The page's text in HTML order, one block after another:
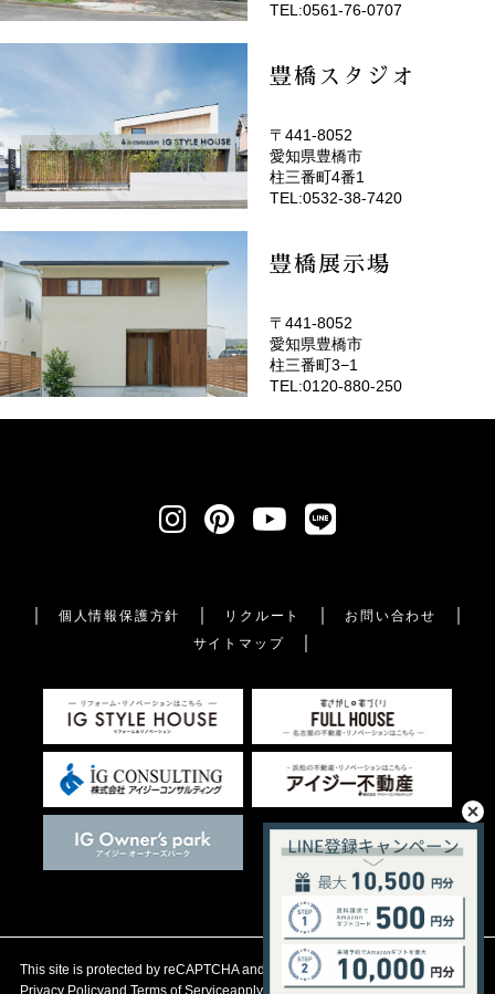
TEL:0561-76-0707
豊橋スタジオ
(EMOTOP豊橋)
〒441-8052
愛知県豊橋市
柱三番町4番1
TEL:0532-38-7420
豊橋展示場
〒441-8052
愛知県豊橋市
柱三番町3−1
TEL:0120-880-250
個人情報保護方針 リクルート
お問い合わせ
サイトマップ
This site is protected by reCAPTCHA and the Google
Privacy Policyand Terms of Serviceapply.